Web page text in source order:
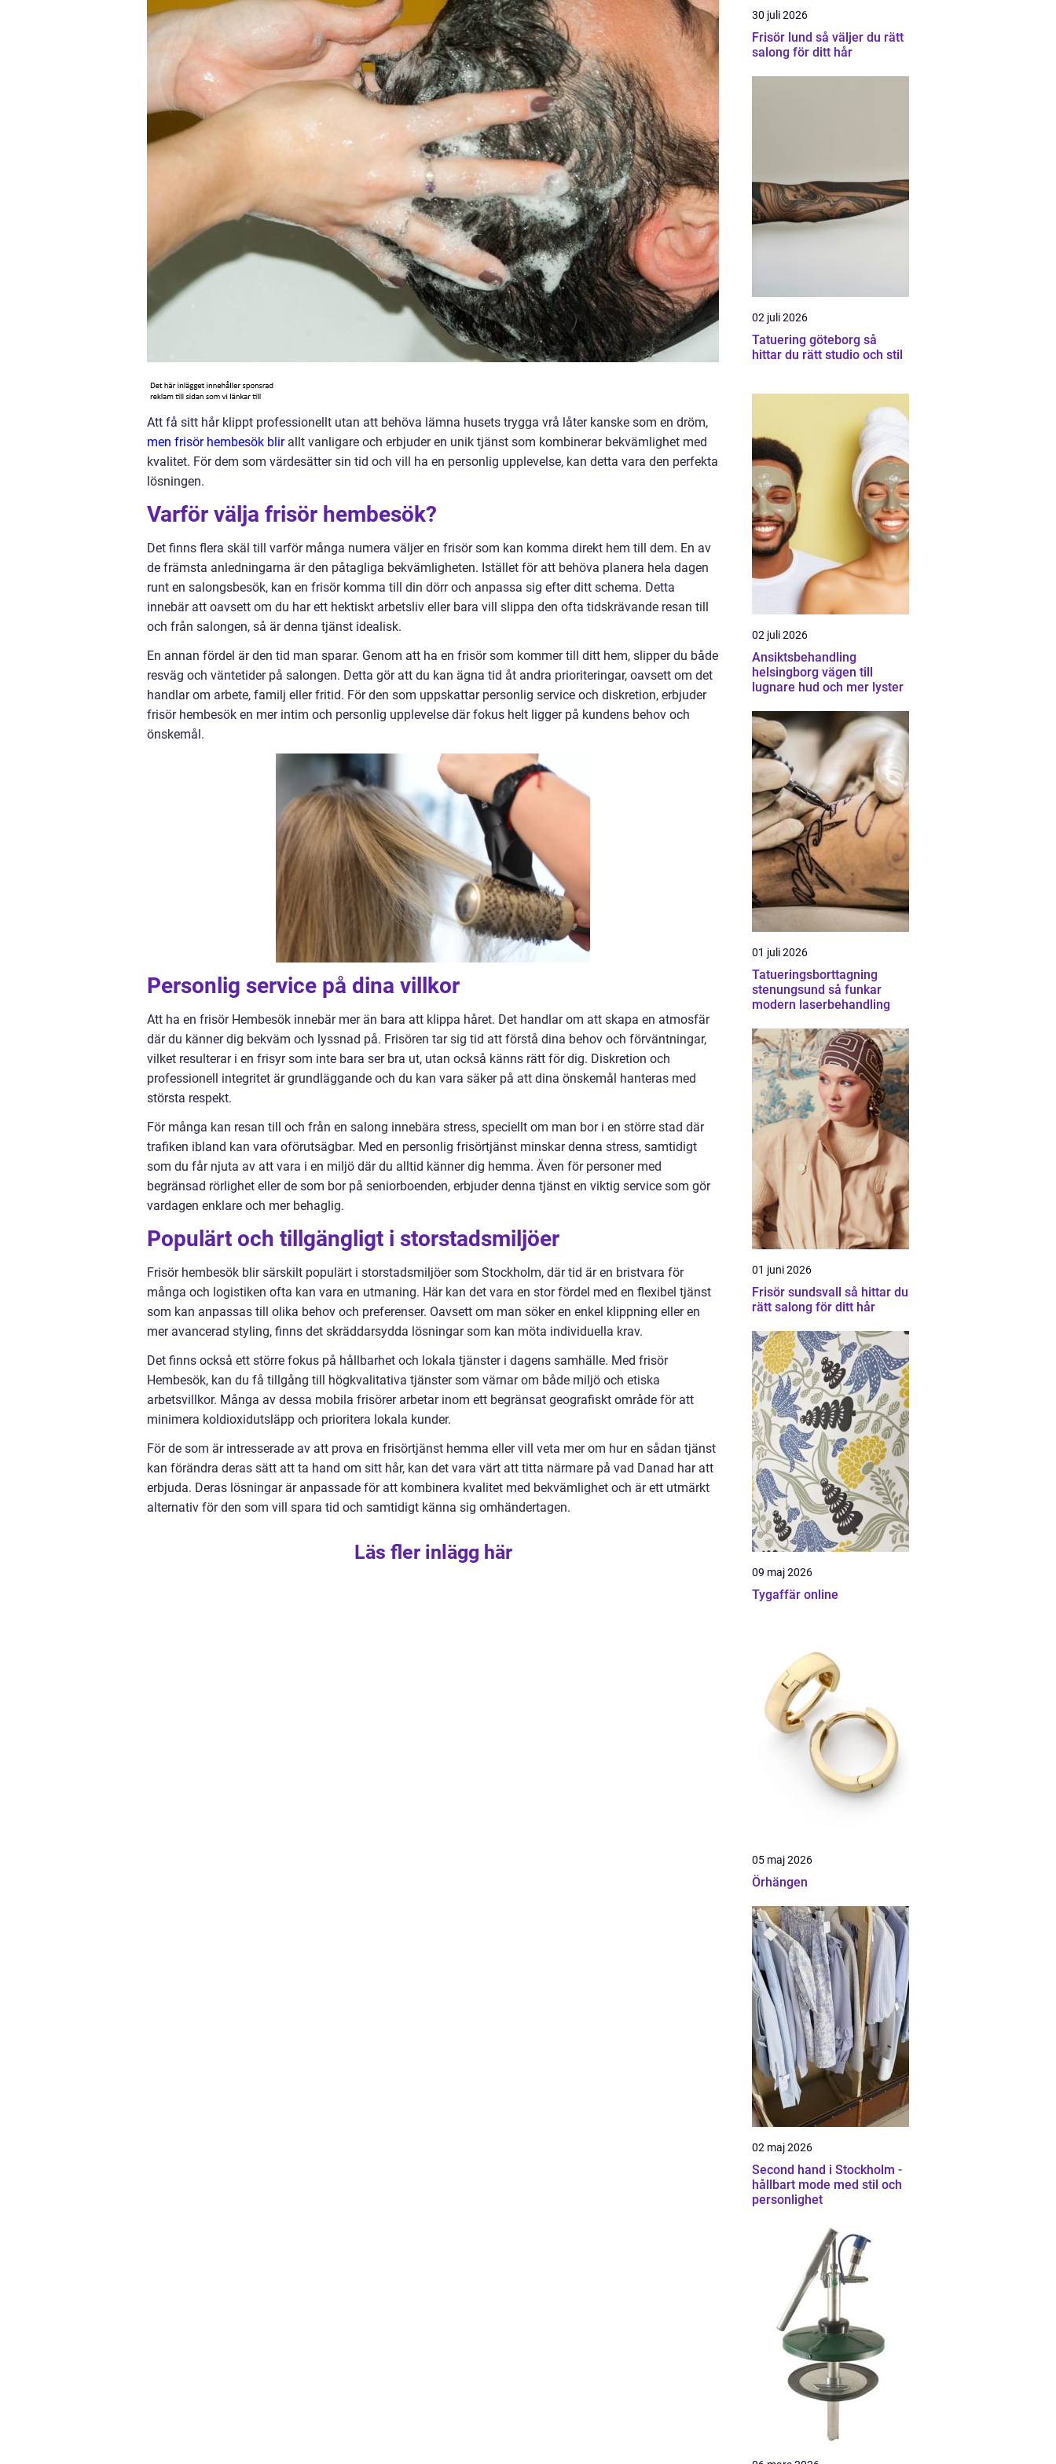
Att få sitt hår klippt professionellt utan att behöva lämna husets trygga vrå låter kanske som en dröm,
men frisör hembesök blirallt vanligare och erbjuder en unik tjänst som kombinerar bekvämlighet med
kvalitet. För dem som värdesätter sin tid och vill ha en personlig upplevelse, kan detta vara den perfekta
lösningen.
Varför välja frisör hembesök?
Det finns flera skäl till varför många numera väljer en frisör som kan komma direkt hem till dem. En av
de främsta anledningarna är den påtagliga bekvämligheten. Istället för att behöva planera hela dagen
runt en salongsbesök, kan en frisör komma till din dörr och anpassa sig efter ditt schema. Detta
innebär att oavsett om du har ett hektiskt arbetsliv eller bara vill slippa den ofta tidskrävande resan till
och från salongen, så är denna tjänst idealisk.
En annan fördel är den tid man sparar. Genom att ha en frisör som kommer till ditt hem, slipper du både
resväg och väntetider på salongen. Detta gör att du kan ägna tid åt andra prioriteringar, oavsett om det
handlar om arbete, familj eller fritid. För den som uppskattar personlig service och diskretion, erbjuder
frisör hembesök en mer intim och personlig upplevelse där fokus helt ligger på kundens behov och
önskemål.
Personlig service på dina villkor
Att ha en frisör Hembesök innebär mer än bara att klippa håret. Det handlar om att skapa en atmosfär
där du känner dig bekväm och lyssnad på. Frisören tar sig tid att förstå dina behov och förväntningar,
vilket resulterar i en frisyr som inte bara ser bra ut, utan också känns rätt för dig. Diskretion och
professionell integritet är grundläggande och du kan vara säker på att dina önskemål hanteras med
största respekt.
För många kan resan till och från en salong innebära stress, speciellt om man bor i en större stad där
trafiken ibland kan vara oförutsägbar. Med en personlig frisörtjänst minskar denna stress, samtidigt
som du får njuta av att vara i en miljö där du alltid känner dig hemma. Även för personer med
begränsad rörlighet eller de som bor på seniorboenden, erbjuder denna tjänst en viktig service som gör
vardagen enklare och mer behaglig.
Populärt och tillgängligt i storstadsmiljöer
Frisör hembesök blir särskilt populärt i storstadsmiljöer som Stockholm, där tid är en bristvara för
många och logistiken ofta kan vara en utmaning. Här kan det vara en stor fördel med en flexibel tjänst
som kan anpassas till olika behov och preferenser. Oavsett om man söker en enkel klippning eller en
mer avancerad styling, finns det skräddarsydda lösningar som kan möta individuella krav.
Det finns också ett större fokus på hållbarhet och lokala tjänster i dagens samhälle. Med frisör
Hembesök, kan du få tillgång till högkvalitativa tjänster som värnar om både miljö och etiska
arbetsvillkor. Många av dessa mobila frisörer arbetar inom ett begränsat geografiskt område för att
minimera koldioxidutsläpp och prioritera lokala kunder.
För de som är intresserade av att prova en frisörtjänst hemma eller vill veta mer om hur en sådan tjänst
kan förändra deras sätt att ta hand om sitt hår, kan det vara värt att titta närmare på vad Danad har att
erbjuda. Deras lösningar är anpassade för att kombinera kvalitet med bekvämlighet och är ett utmärkt
alternativ för den som vill spara tid och samtidigt känna sig omhändertagen.
Läs fler inlägg här
30 juli 2026
Frisör lund så väljer du rätt
salong för ditt hår
02 juli 2026
Tatuering göteborg så
hittar du rätt studio och stil
02 juli 2026
Ansiktsbehandling
helsingborg vägen till
lugnare hud och mer lyster
01 juli 2026
Tatueringsborttagning
stenungsund så funkar
modern laserbehandling
01 juni 2026
Frisör sundsvall så hittar du
rätt salong för ditt hår
09 maj 2026
Tygaffär online
05 maj 2026
Örhängen
02 maj 2026
Second hand i Stockholm -
hållbart mode med stil och
personlighet